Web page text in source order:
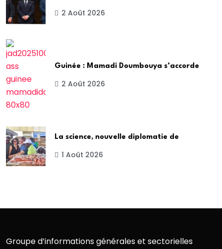
2 Août 2026
Guinée : Mamadi Doumbouya s’accorde
2 Août 2026
La science, nouvelle diplomatie de
1 Août 2026
Groupe d’informations générales et sectorielles